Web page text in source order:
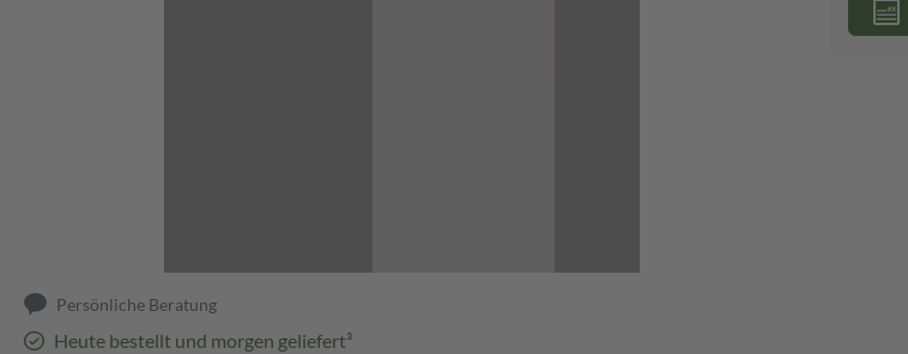
Persönliche Beratung
Heute bestellt und morgen geliefert³